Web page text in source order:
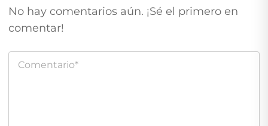
No hay comentarios aún. ¡Sé el primero en
comentar!